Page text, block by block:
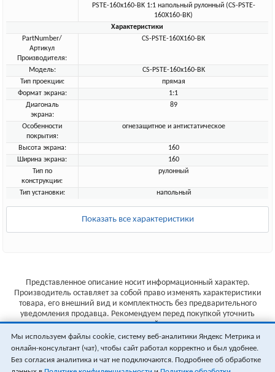
PSTE-160x160-BK 1:1 напольный рулонный (CS-PSTE-
160X160-BK)
Характеристики
PartNumber/
Артикул
Производителя:
CS-PSTE-160X160-BK
Модель:
CS-PSTE-160x160-BK
Тип проекции:
прямая
Формат экрана:
1:1
Диагональ
экрана:
89
Особенности
покрытия:
огнезащитное и антистатическое
Высота экрана:
160
Ширина экрана:
160
Тип по
конструкции:
рулонный
Тип установки: напольный
Показать все характеристики
Представленное описание носит информационный характер.
Производитель оставляет за собой право изменять характеристики
товара, его внешний вид и комплектность без предварительного
уведомления продавца. Рекомендуем перед покупкой уточнить
характеристики товара на сайте производителя.
Указанные цены не являются публичной офертой (ст.435 ГК РФ).
Стоимость и наличие товара уточняйте у менеджера.
Мы используем файлы cookie, систему веб-аналитики Яндекс Метрика и
онлайн-консультант (чат), чтобы сайт работал корректно и был удобнее.
Без согласия аналитика и чат не подключаются. Подробнее об обработке